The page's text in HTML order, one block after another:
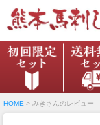
HOME みきさんのレビュー